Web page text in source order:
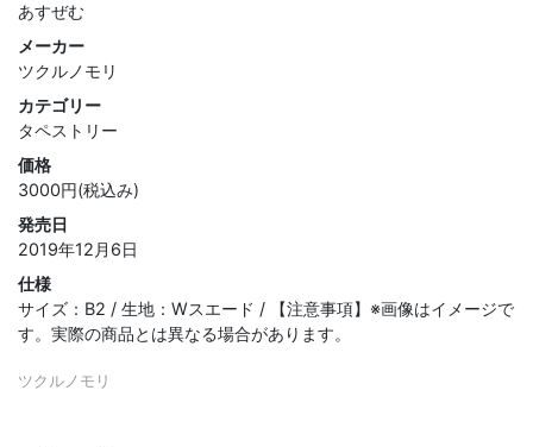
あすぜむ
メーカー
ツクルノモリ
カテゴリー
タペストリー
価格
3000円(税込み)
発売日
2019年12月6日
仕様
サイズ：B2 / 生地：Wスエード / 【注意事項】※画像はイメージで
す。実際の商品とは異なる場合があります。
ツクルノモリ